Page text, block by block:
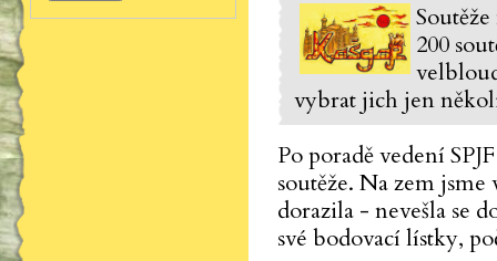
200
vybrat jich jen
Po poradě vedení
soutěže. Na zem
dorazila - nevešla se
své bodovací lístky,